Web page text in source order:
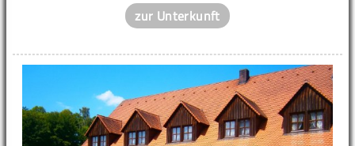
zur Unterkunft